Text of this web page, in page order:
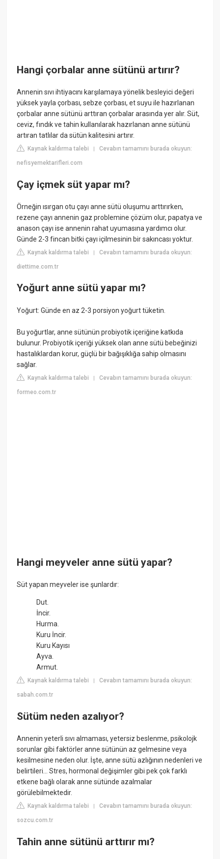
Hangi çorbalar anne sütünü artırır?
Annenin sıvı ihtiyacını karşılamaya yönelik besleyici değeri
yüksek yayla çorbası, sebze çorbası, et suyu ile hazırlanan
çorbalar anne sütünü arttıran çorbalar arasında yer alır. Süt,
ceviz, fındık ve tahin kullanılarak hazırlanan anne sütünü
artıran tatlılar da sütün kalitesini artırır.
Kaynak kaldırma talebi |Cevabın tamamını burada okuyun:
nefisyemektarifleri.com
Çay içmek süt yapar mı?
Örneğin ısırgan otu çayı anne sütü oluşumu arttırırken,
rezene çayı annenin gaz problemine çözüm olur, papatya ve
anason çayı ise annenin rahat uyumasına yardımcı olur.
Günde 2-3 fincan bitki çayı içilmesinin bir sakıncası yoktur.
Kaynak kaldırma talebi |Cevabın tamamını burada okuyun:
diettime.com.tr
Yoğurt anne sütü yapar mı?
Yoğurt: Günde en az 2-3 porsiyon yoğurt tüketin.
Bu yoğurtlar, anne sütünün probiyotik içeriğine katkıda
bulunur. Probiyotik içeriği yüksek olan anne sütü bebeğinizi
hastalıklardan korur, güçlü bir bağışıklığa sahip olmasını
sağlar.
Kaynak kaldırma talebi |Cevabın tamamını burada okuyun:
formeo.com.tr
Hangi meyveler anne sütü yapar?
Süt yapan meyveler ise şunlardır:
Dut.
İncir.
Hurma.
Kuru İncir.
Kuru Kayısı
Ayva.
Armut.
Kaynak kaldırma talebi |Cevabın tamamını burada okuyun:
sabah.com.tr
Sütüm neden azalıyor?
Annenin yeterli sıvı almaması, yetersiz beslenme, psikolojk
sorunlar gibi faktörler anne sütünün az gelmesine veya
kesilmesine neden olur. İşte, anne sütü azlığının nedenleri ve
belirtileri... Stres, hormonal değişimler gibi pek çok farklı
etkene bağlı olarak anne sütünde azalmalar
görülebilmektedir.
Kaynak kaldırma talebi |Cevabın tamamını burada okuyun:
sozcu.com.tr
Tahin anne sütünü arttırır mı?